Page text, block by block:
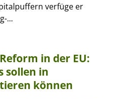
verfüge er
...
in der EU:
sollen in
können